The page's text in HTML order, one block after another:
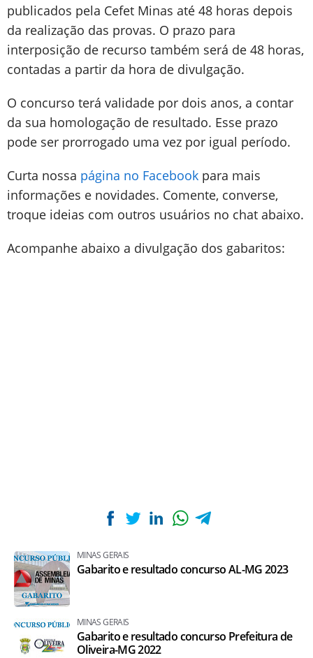
publicados pela Cefet Minas até 48 horas depois
da realização das provas. O prazo para
interposição de recurso também será de 48 horas,
contadas a partir da hora de divulgação.
O concurso terá validade por dois anos, a contar
da sua homologação de resultado. Esse prazo
pode ser prorrogado uma vez por igual período.
Curta nossa página no Facebook para mais
informações e novidades. Comente, converse,
troque ideias com outros usuários no chat abaixo.
Acompanhe abaixo a divulgação dos gabaritos:
MINAS GERAIS
Gabarito e resultado concurso AL-MG 2023
MINAS GERAIS
Gabarito e resultado concurso Prefeitura de
Oliveira-MG 2022